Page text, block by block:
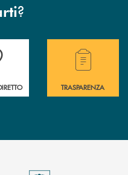
?
di assistenza ?&nbsp;
Hai bisogno di
TRASPARENZA